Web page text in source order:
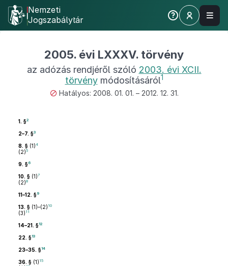
Nemzeti
Jogszabálytár
2005. évi LXXXV. törvény
az adózás rendjéről szóló 2003. évi XCII.
törvénymódosításáról1
Hatályos: 2008. 01. 01. – 2012. 12. 31.
1. §2
2–7. §3
8. § (1)4
(2)5
9. §6
10. § (1)7
(2)8
11–12. §9
13. § (1)–(2) 10
(3) 11
14–21. §12
22. §13
23–35. §14
36. § (1) 15